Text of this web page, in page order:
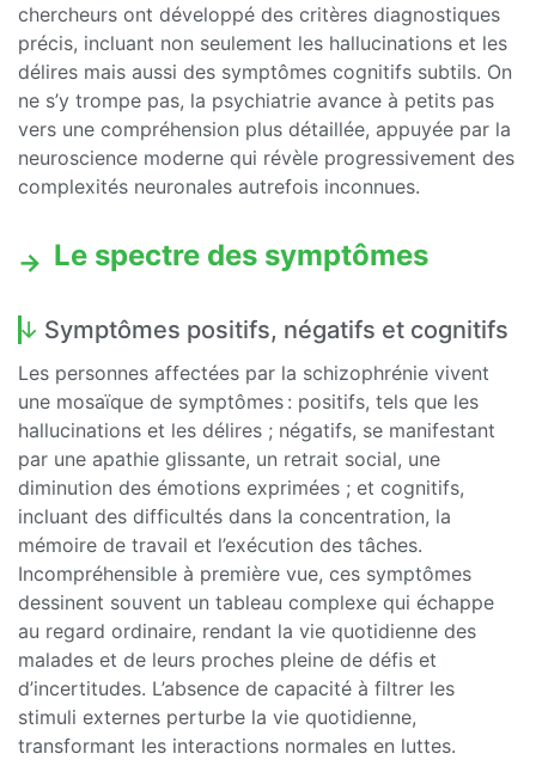
chercheurs ont développé des critères diagnostiques
précis, incluant non seulement les hallucinations et les
délires mais aussi des symptômes cognitifs subtils. On
ne s’y trompe pas, la psychiatrie avance à petits pas
vers une compréhension plus détaillée, appuyée par la
neuroscience moderne qui révèle progressivement des
complexités neuronales autrefois inconnues.
Le spectre des symptômes
Symptômes positifs, négatifs et cognitifs
Les personnes affectées par la schizophrénie vivent
une mosaïque de symptômes : positifs, tels que les
hallucinations et les délires ; négatifs, se manifestant
par une apathie glissante, un retrait social, une
diminution des émotions exprimées ; et cognitifs,
incluant des difficultés dans la concentration, la
mémoire de travail et l’exécution des tâches.
Incompréhensible à première vue, ces symptômes
dessinent souvent un tableau complexe qui échappe
au regard ordinaire, rendant la vie quotidienne des
malades et de leurs proches pleine de défis et
d’incertitudes. L’absence de capacité à filtrer les
stimuli externes perturbe la vie quotidienne,
transformant les interactions normales en luttes.